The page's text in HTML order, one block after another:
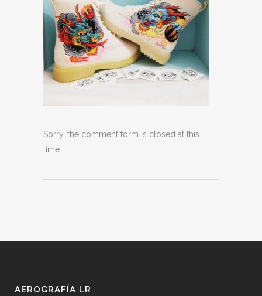
Sorry, the comment form is closed at this
time.
AEROGRAFÍA LR